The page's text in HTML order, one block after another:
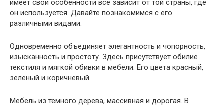
имеет свои особенности все зависит от той страны, где
он используется. Давайте познакомимся с его
различными видами.
Одновременно объединяет элегантность и чопорность,
изысканность и простоту. Здесь присутствует обилие
текстиля и мягкой обивки в мебели. Его цвета красный,
зеленый и коричневый.
Мебель из темного дерева, массивная и дорогая. В